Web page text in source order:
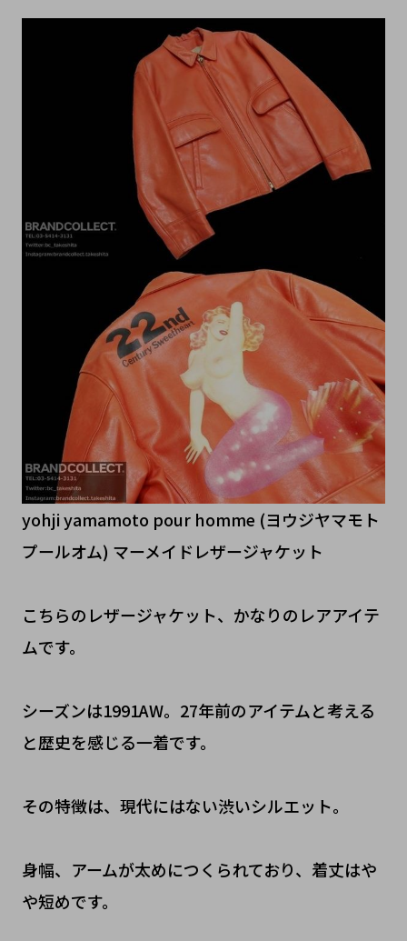
yohji yamamoto pour homme (ヨウジヤマモト
プールオム) マーメイドレザージャケット
こちらのレザージャケット、かなりのレアアイテ
ムです。
シーズンは1991AW。27年前のアイテムと考える
と歴史を感じる一着です。
その特徴は、現代にはない渋いシルエット。
身幅、アームが太めにつくられており、着丈はや
や短めです。